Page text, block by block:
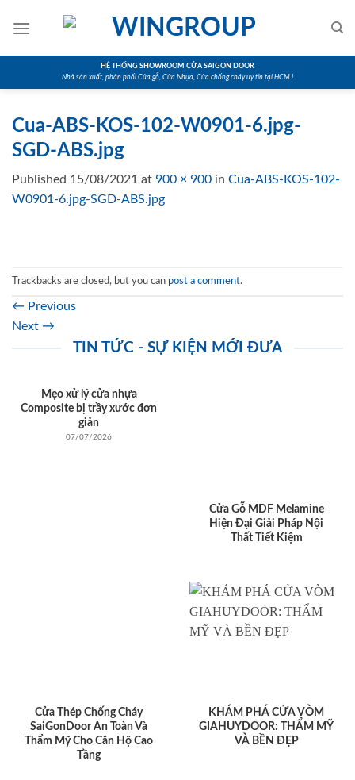
HỆ THỐNG SHOWROOM CỬA SAIGON DOOR
Nhà sản xuất, phân phối Cửa gỗ, Cửa Nhựa, Cửa chống cháy uy tín tại HCM !
Cua-ABS-KOS-102-W0901-6.jpg-
SGD-ABS.jpg
Published 15/08/2021 at 900 × 900 in Cua-ABS-KOS-102-
W0901-6.jpg-SGD-ABS.jpg
Trackbacks are closed, but you can post a comment.
← Previous
Next →
TIN TỨC - SỰ KIỆN MỚI ĐƯA
Mẹo xử lý cửa nhựa
Composite bị trầy xước đơn
giản
07/07/2026
Cửa Gỗ MDF Melamine
Hiện Đại Giải Pháp Nội
Thất Tiết Kiệm
Cửa Thép Chống Cháy
SaiGonDoor An Toàn Và
Thẩm Mỹ Cho Căn Hộ Cao
Tầng
KHÁM PHÁ CỬA VÒM
GIAHUYDOOR: THẨM MỸ
VÀ BỀN ĐẸP